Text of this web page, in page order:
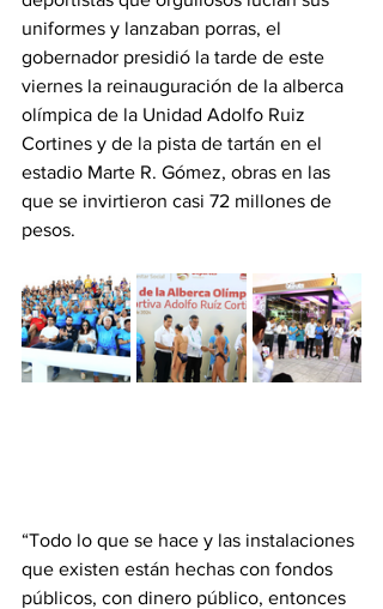
uniformes y lanzaban porras, el
gobernador presidió la tarde de este
viernes la reinauguración de la alberca
olímpica de la Unidad Adolfo Ruiz
Cortines y de la pista de tartán en el
estadio Marte R. Gómez, obras en las
que se invirtieron casi 72 millones de
pesos.
“Todo lo que se hace y las instalaciones
que existen están hechas con fondos
públicos, con dinero público, entonces